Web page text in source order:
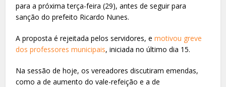
para a próxima terça-feira (29), antes de seguir para
sanção do prefeito Ricardo Nunes.
A proposta é rejeitada pelos servidores, emotivou greve
dos professores municipais, iniciada no último dia 15.
Na sessão de hoje, os vereadores discutiram emendas,
como a de aumento do vale-refeição e a de